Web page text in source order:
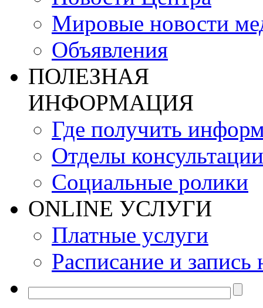
Мировые новости
Объявления
ПОЛЕЗНАЯ
ИНФОРМАЦИЯ
Где получить
Отделы консультации
Социальные ролики
ONLINE УСЛУГИ
Платные услуги
Расписание и запись